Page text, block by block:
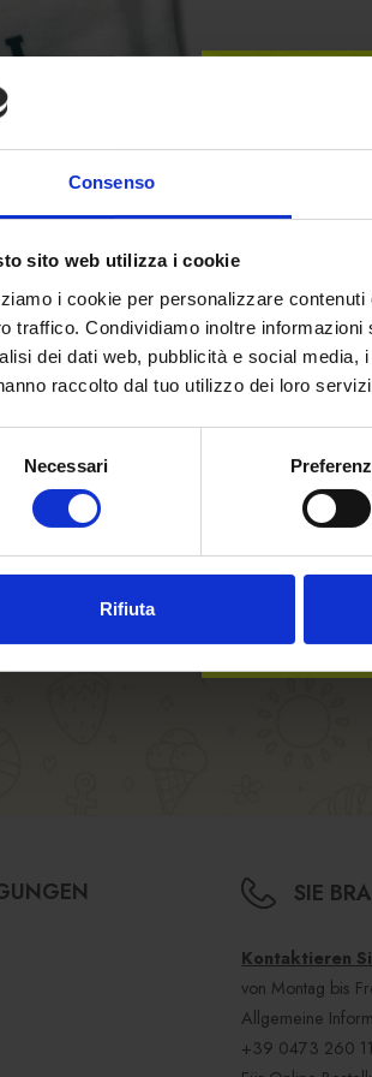
Consenso
sito web utilizza i cookie
i cookie per personalizzare
traffico. Condividiamo inoltre
dei dati web, pubblicità e social media,
raccolto dal tuo utilizzo dei loro
Necessari
Rifiuta
SIE
Kontaktieren
von Montag bis
Allgemeine
+39 0473 260